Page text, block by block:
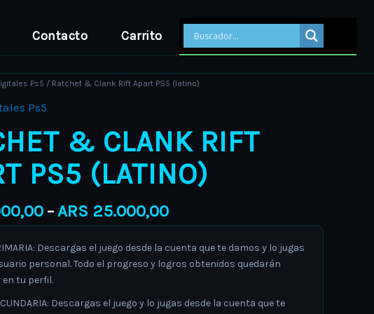
Contacto Carrito
Ps5 / Ratchet & Clank Rift Apart PS5 (latino)
Ps5
& CLANK RIFT
PS5 (LATINO)
–ARS 25.000,00
Price
through
ARS 25.000,00
Descargas el juego desde la cuenta que te damos y lo jugas
personal. Todo el progreso y logros obtenidos quedarán
en tu perfil.
Descargas el juego y lo jugas desde la cuenta que te